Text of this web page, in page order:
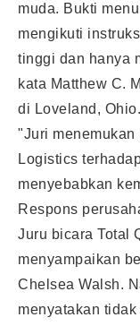
muda. Bukti
mengikuti
tinggi dan hanya
kata Matthew C.
di Loveland, Ohio.
"Juri
Logistics
menyebabkan
Respons
Juru bicara Total
menyampaikan
Chelsea Walsh.
menyatakan